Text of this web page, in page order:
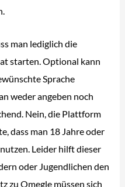
man lediglich die
starten. Optional kann
Sprache
weder angeben noch
Nein, die Plattform
dass man 18 Jahre oder
Leider hilft dieser
oder Jugendlichen den
zu Omegle müssen sich